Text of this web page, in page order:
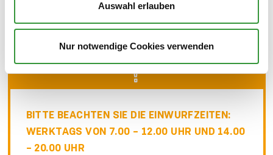
Auswahl erlauben
Nur notwendige Cookies verwenden
vom Hersteller auf diese Weise zu kennzeichnen.
BITTE BEACHTEN SIE DIE EINWURF­ZEITEN:
WERKTAGS VON 7.00 – 12.00 UHR UND 14.00
– 20.00 UHR